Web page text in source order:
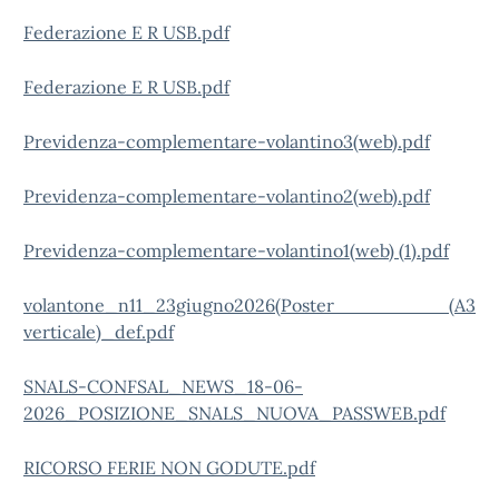
Federazione E R USB.pdf
Federazione E R USB.pdf
Previdenza-complementare-volantino3(web).pdf
Previdenza-complementare-volantino2(web).pdf
Previdenza-complementare-volantino1(web) (1).pdf
volantone_n11_23giugno2026(Poster (A3
verticale)_def.pdf
SNALS-CONFSAL_NEWS_18-06-
2026_POSIZIONE_SNALS_NUOVA_PASSWEB.pdf
RICORSO FERIE NON GODUTE.pdf